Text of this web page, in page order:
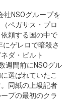
社NSOグループを
ペガサス・プロ
頼する国の中で
ゲレロで暗殺さ
ダ・ビルト
週間前にNSOグル
選ばれていたこ
同紙の上級記者
プの最初のクラ